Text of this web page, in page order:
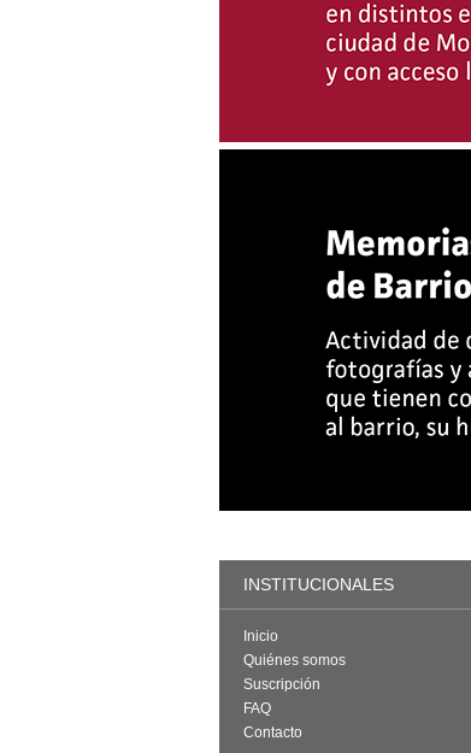
INSTITUCIONALES
Inicio
Quiénes somos
Suscripción
FAQ
Contacto